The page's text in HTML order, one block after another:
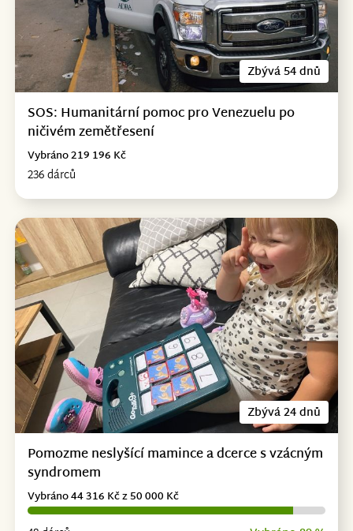
Zbývá 54 dnů
SOS: Humanitární pomoc pro Venezuelu po
ničivém zemětřesení
236 dárců
Vybráno 219 196 Kč
Zbývá 24 dnů
Pomozme neslyšící mamince a dcerce s vzácným
syndromem
Vybráno 44 316 Kč z 50 000 Kč